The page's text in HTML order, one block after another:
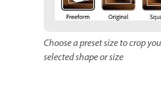
Choose a preset size to crop
selected shape or size